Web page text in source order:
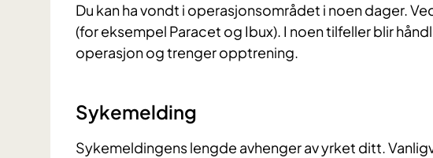
Du kan ha vondt i operasjonsområdet i noen dager.
(for eksempel Paracet og Ibux). I noen tilfeller blir
operasjon og trenger opptrening.
Sykemelding
Sykemeldingens lengde avhenger av yrket ditt.